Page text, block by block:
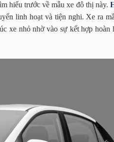
hiểu trước về mẫu xe đô thị này.
linh hoạt và tiện nghi. Xe ra
xe nhỏ nhờ vào sự kết hợp hoàn